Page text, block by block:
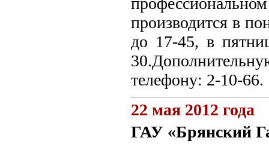
производится в
до 17-45, в
30.
телефону: 2-10-66.
22 мая 2012 года
ГАУ «Брянский